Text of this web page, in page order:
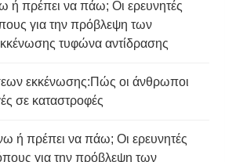
ή πρέπει να πάω; Οι ερευνητές
για την πρόβλεψη των
τυφώνα αντίδρασης
εκκένωσης:Πώς οι άνθρωποι
σε καταστροφές
ή πρέπει να πάω; Οι ερευνητές
για την πρόβλεψη των